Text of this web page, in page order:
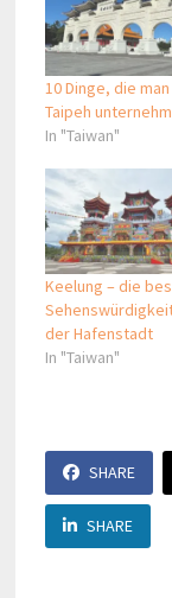
10 Dinge, die man
Taipeh
In "Taiwan"
Keelung – die
der Hafenstadt
In "Taiwan"
SHARE
SHARE